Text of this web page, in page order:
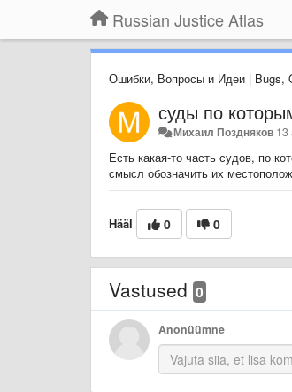
Russian Justice Atlas
Ошибки, Вопросы и Идеи | Bugs,
суды по
Михаил Поздняков 13
Есть какая-то часть судов, по
смысл обозначить их
Hääl 0 0
Vastused 0
Anonüümne